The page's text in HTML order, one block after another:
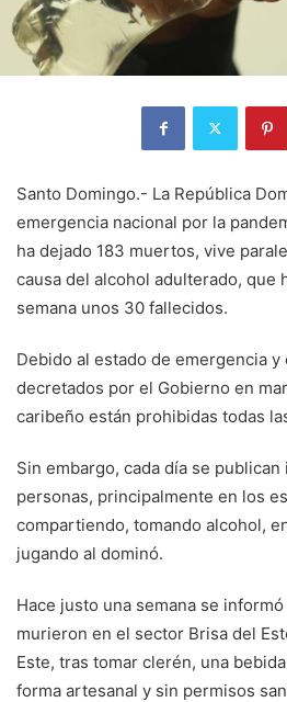
Santo Domingo.- La República
emergencia nacional por la
ha dejado 183 muertos, vive
causa del alcohol adulterado, que
semana unos 30 fallecidos.
Debido al estado de emergencia
decretados por el Gobierno en
caribeño están prohibidas todas
Sin embargo, cada día se
personas, principalmente en los
compartiendo, tomando alcohol,
jugando al dominó.
Hace justo una semana se
murieron en el sector Brisa del
Este, tras tomar clerén, una
forma artesanal y sin permisos